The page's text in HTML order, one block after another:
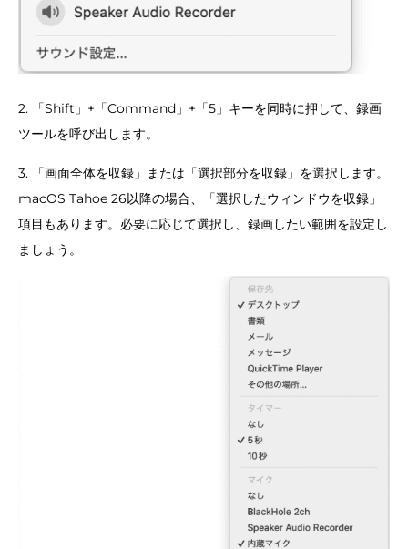
2. 「Shift」+「Command」+「5」キーを同時に押して、録画
ツールを呼び出します。
3. 「画面全体を収録」または「選択部分を収録」を選択します。
macOS Tahoe 26以降の場合、「選択したウィンドウを収録」
項目もあります。必要に応じて選択し、録画したい範囲を設定し
ましょう。